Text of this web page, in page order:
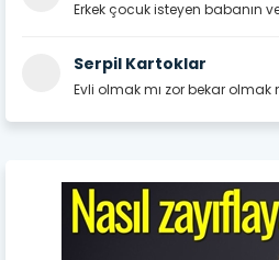
Erkek çocuk isteyen babanın
Serpil Kartoklar
Evli olmak mı zor bekar olmak